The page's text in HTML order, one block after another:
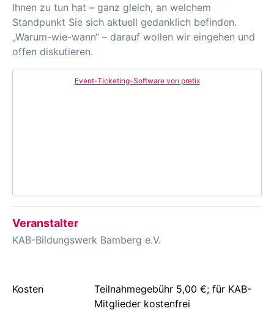
Ihnen zu tun hat – ganz gleich, an welchem
Standpunkt Sie sich aktuell gedanklich befinden.
„Warum-wie-wann“ – darauf wollen wir eingehen und
offen diskutieren.
Event-Ticketing-Software von pretix
Veranstalter
KAB-Bildungswerk Bamberg e.V.
Kosten
Teilnahmegebühr 5,00 €; für KAB-
Mitglieder kostenfrei